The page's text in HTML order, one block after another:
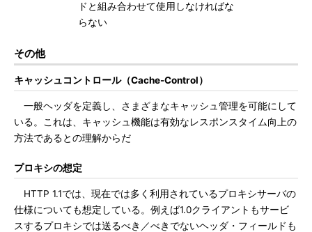
ドと組み合わせて使用しなければな
らない
その他
キャッシュコントロール（Cache-Control）
一般ヘッダを定義し、さまざまなキャッシュ管理を可能にして
いる。これは、キャッシュ機能は有効なレスポンスタイム向上の
方法であるとの理解からだ
プロキシの想定
HTTP 1.1では、現在では多く利用されているプロキシサーバの
仕様についても想定している。例えば1.0クライアントもサービ
スするプロキシでは送るべき／べきでないヘッダ・フィールドも